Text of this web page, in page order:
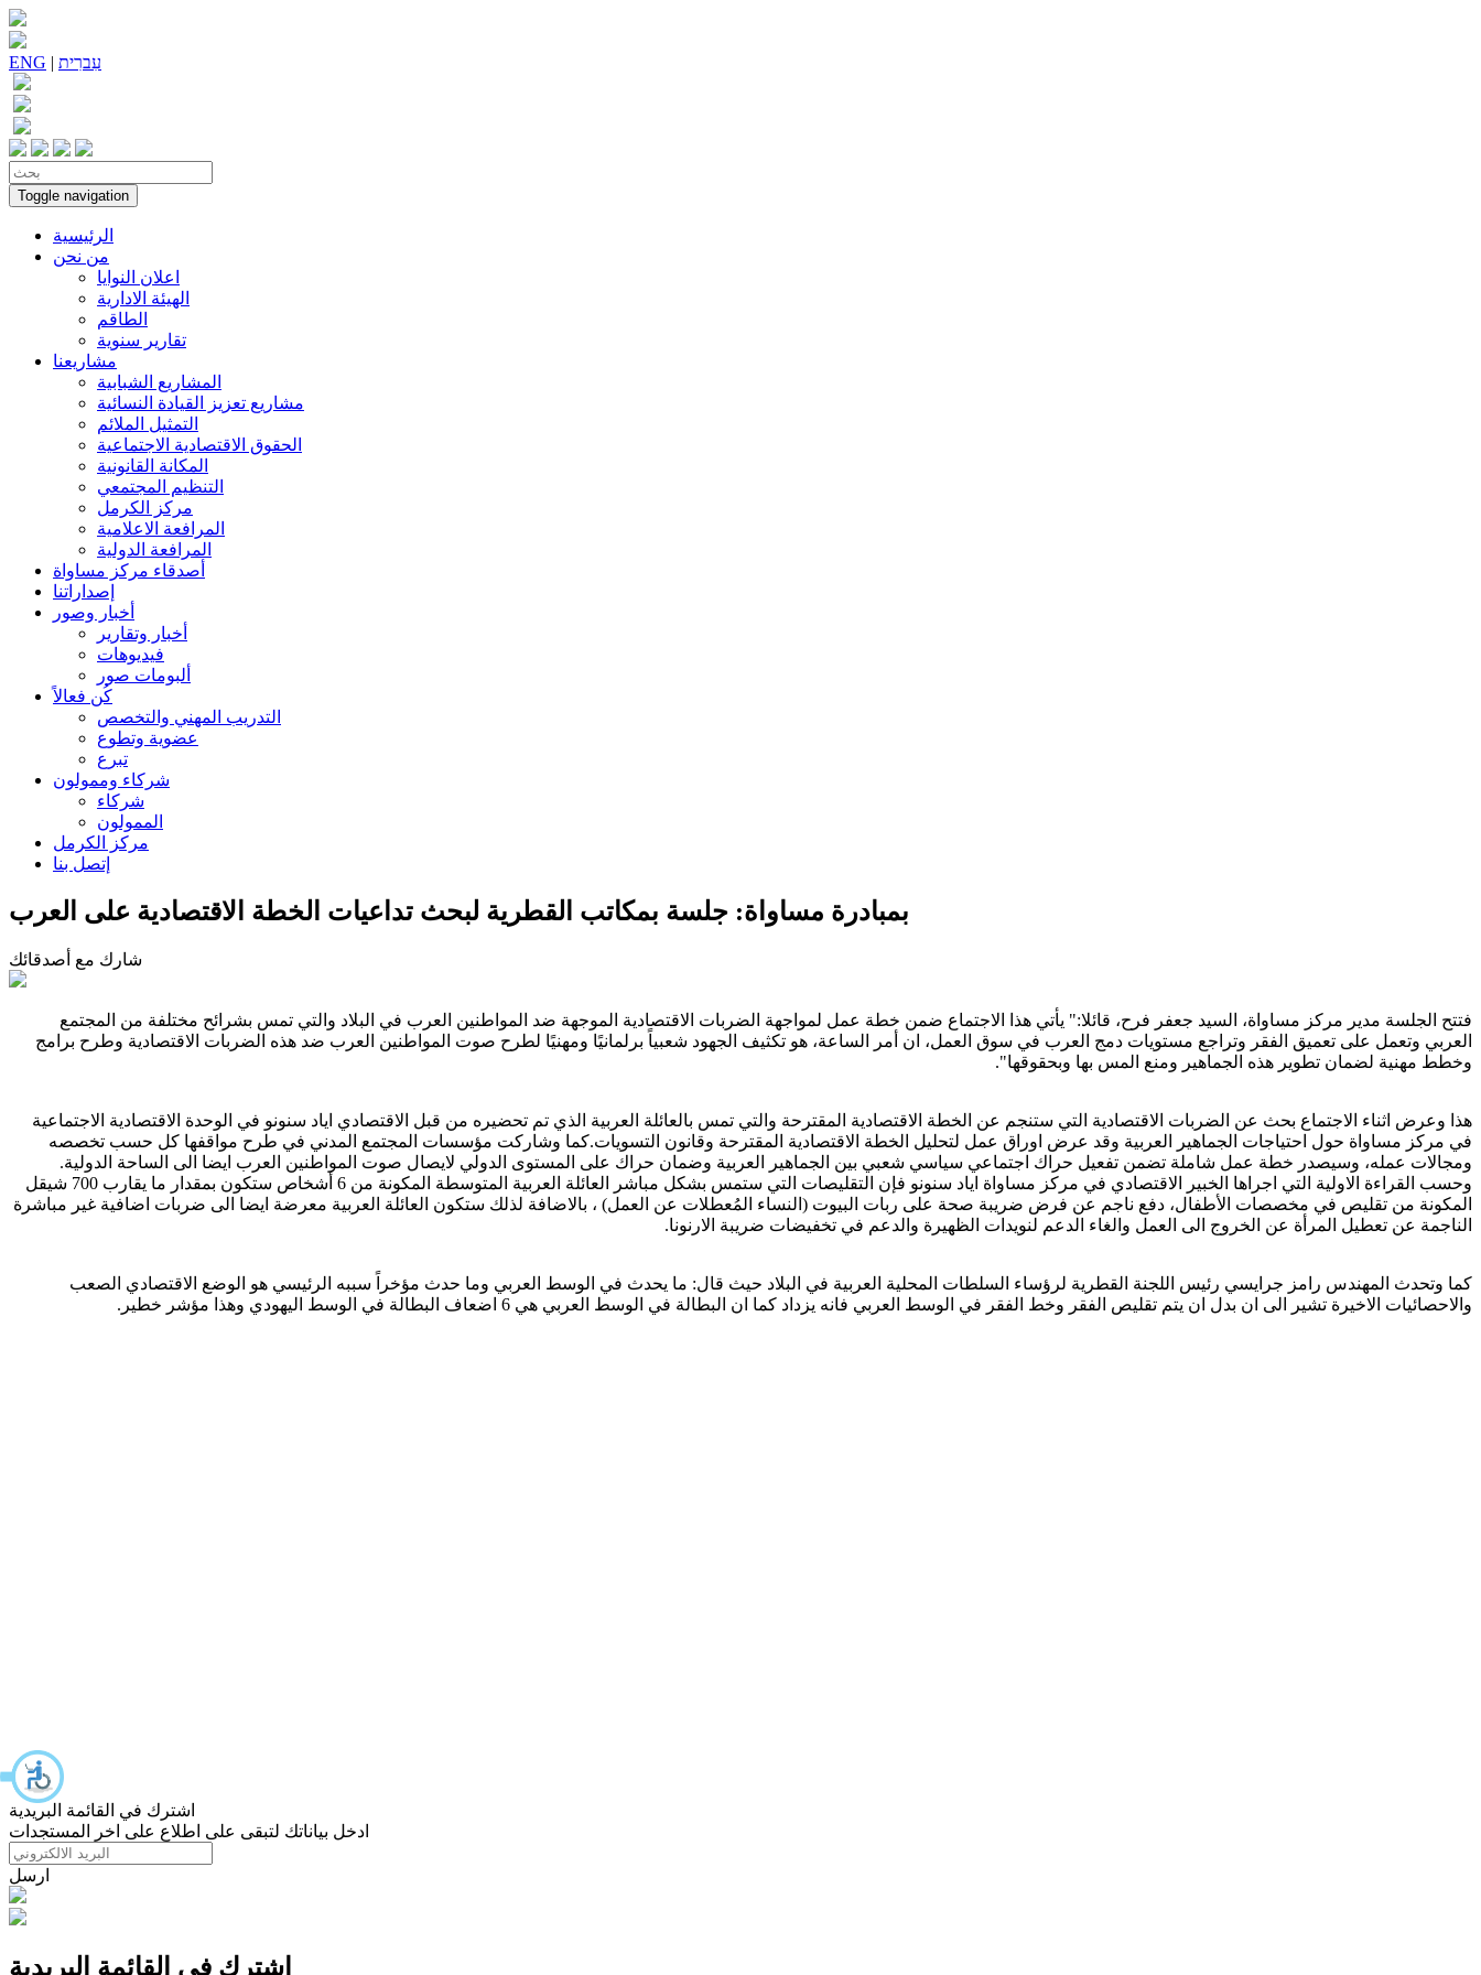
ENG | עִברִית
Toggle navigation
الرئيسية
من نحن
اعلان النوايا
الهيئة الادارية
الطاقم
تقارير سنوية
مشاريعنا
المشاريع الشبابية
مشاريع تعزيز القيادة النسائية
التمثيل الملائم
الحقوق الاقتصادية الاجتماعية
المكانة القانونية
التنظيم المجتمعي
مركز الكرمل
المرافعة الاعلامية
المرافعة الدولية
أصدقاء مركز مساواة
إصداراتنا
أخبار وصور
أخبار وتقارير
فيديوهات
ألبومات صور
كُن فعالاً
التدريب المهني والتخصص
عضوية وتطوع
تبرع
شركاء وممولون
شركاء
الممولون
مركز الكرمل
إتصل بنا
بمبادرة مساواة: جلسة بمكاتب القطرية لبحث تداعيات الخطة الاقتصادية على العرب
شارك مع أصدقائك
فتتح الجلسة مدير مركز مساواة، السيد جعفر فرح، قائلا:" يأتي هذا الاجتماع ضمن خطة عمل لمواجهة الضربات الاقتصادية الموجهة ضد المواطنين العرب في البلاد والتي تمس بشرائح مختلفة من المجتمع
العربي وتعمل على تعميق الفقر وتراجع مستويات دمج العرب في سوق العمل، ان أمر الساعة، هو تكثيف الجهود شعبياً برلمانيًا ومهنيًا لطرح صوت المواطنين العرب ضد هذه الضربات الاقتصادية وطرح برامج
وخطط مهنية لضمان تطوير هذه الجماهير ومنع المس بها وبحقوقها".
هذا وعرض اثناء الاجتماع بحث عن الضربات الاقتصادية التي ستنجم عن الخطة الاقتصادية المقترحة والتي تمس بالعائلة العربية الذي تم تحضيره من قبل الاقتصادي اياد سنونو في الوحدة الاقتصادية الاجتماعية
في مركز مساواة حول احتياجات الجماهير العربية وقد عرض اوراق عمل لتحليل الخطة الاقتصادية المقترحة وقانون التسويات.كما وشاركت مؤسسات المجتمع المدني في طرح مواقفها كل حسب تخصصه
ومجالات عمله، وسيصدر خطة عمل شاملة تضمن تفعيل حراك اجتماعي سياسي شعبي بين الجماهير العربية وضمان حراك على المستوى الدولي لايصال صوت المواطنين العرب ايضا الى الساحة الدولية.
وحسب القراءة الاولية التي اجراها الخبير الاقتصادي في مركز مساواة اياد سنونو فإن التقليصات التي ستمس بشكل مباشر العائلة العربية المتوسطة المكونة من 6 أشخاص ستكون بمقدار ما يقارب 700 شيقل
المكونة من تقليص في مخصصات الأطفال، دفع ناجم عن فرض ضريبة صحة على ربات البيوت (النساء المُعطلات عن العمل) ، بالاضافة لذلك ستكون العائلة العربية معرضة ايضا الى ضربات اضافية غير مباشرة
الناجمة عن تعطيل المرأة عن الخروج الى العمل والغاء الدعم لنويدات الظهيرة والدعم في تخفيضات ضريبة الارنونا.
كما وتحدث المهندس رامز جرايسي رئيس اللجنة القطرية لرؤساء السلطات المحلية العربية في البلاد حيث قال: ما يحدث في الوسط العربي وما حدث مؤخراً سببه الرئيسي هو الوضع الاقتصادي الصعب
والاحصائيات الاخيرة تشير الى ان بدل ان يتم تقليص الفقر وخط الفقر في الوسط العربي فانه يزداد كما ان البطالة في الوسط العربي هي 6 اضعاف البطالة في الوسط اليهودي وهذا مؤشر خطير.
اشترك في القائمة البريدية
ادخل بياناتك لتبقى على اطلاع على اخر المستجدات
ارسل
اشترك في القائمة البريدية